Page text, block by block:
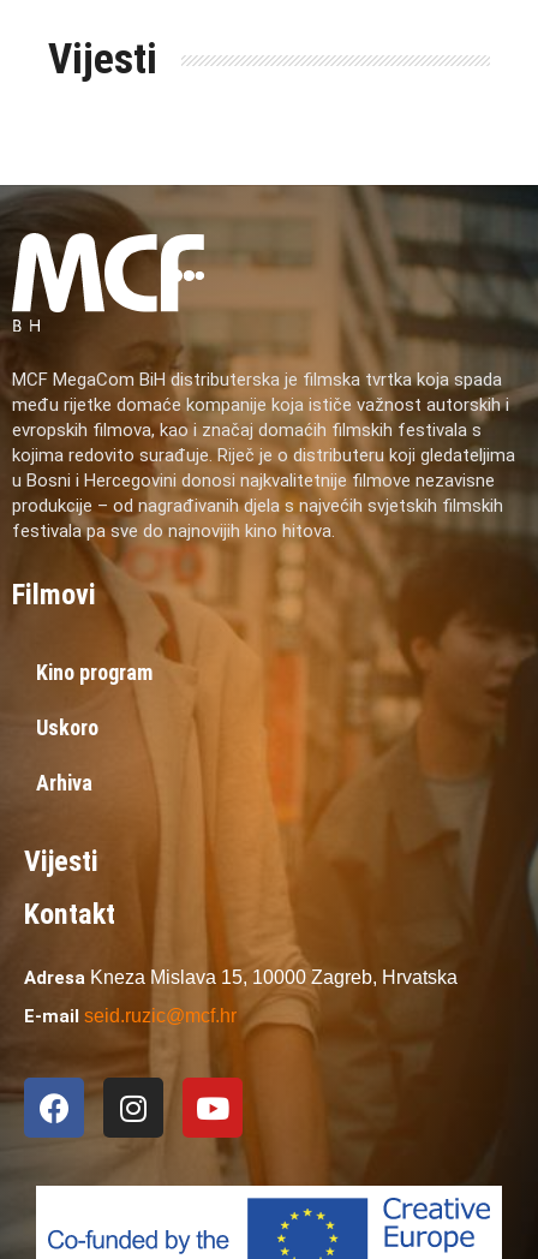
Vijesti
MCF MegaCom BiH distributerska je filmska tvrtka koja spada
među rijetke domaće kompanije koja ističe važnost autorskih i
evropskih filmova, kao i značaj domaćih filmskih festivala s
kojima redovito surađuje. Riječ je o distributeru koji gledateljima
u Bosni i Hercegovini donosi najkvalitetnije filmove nezavisne
produkcije – od nagrađivanih djela s najvećih svjetskih filmskih
festivala pa sve do najnovijih kino hitova.
Filmovi
Kino program
Uskoro
Arhiva
Vijesti
Kontakt
Adresa Kneza Mislava 15, 10000 Zagreb, Hrvatska
E-mail seid.ruzic@mcf.hr